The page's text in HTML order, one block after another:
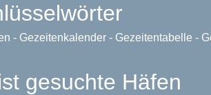
- Gezeitenkalender - Gezeitentabelle -
gesuchte Häfen